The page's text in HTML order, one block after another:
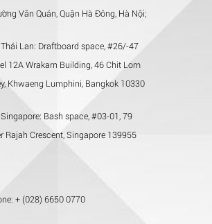
Văn Quán, Quận Hà Đông, Hà Nội;
Lan: Draftboard space, #26/-47
12A Wrakarn Building, 46 Chit Lom
Khwaeng Lumphini, Bangkok 10330
Bash space, #03-01, 79
Rajah Crescent, Singapore 139955
+ (028) 6650 0770